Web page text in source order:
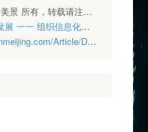
非特殊说明，本文版权归 看美景 所有，转载请注明出处.
一一 组织信息化趋势
Article/Detail/44